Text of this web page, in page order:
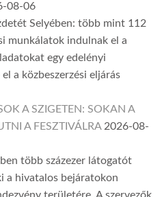
08-06
Selyében: több mint 112
munkálatok indulnak el a
egy edelényi
a közbeszerzési eljárás
A SZIGETEN: SOKAN A
A FESZTIVÁLRA 2026-08-
több százezer látogatót
a hivatalos bejáratokon